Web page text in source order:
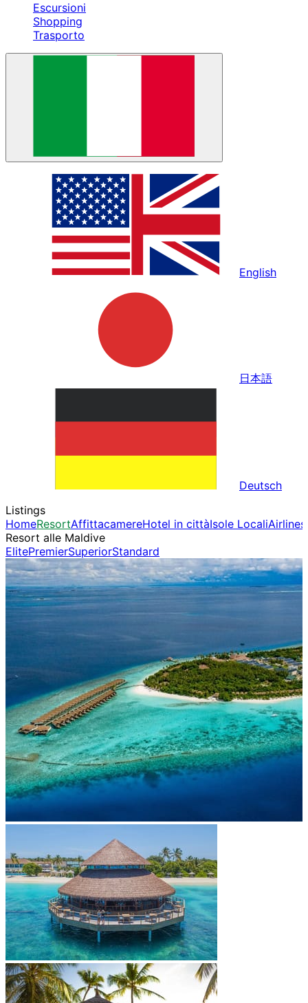
Escursioni
Shopping
Trasporto
English
日本語
Deutsch
Listings
HomeResortAffittacamereHotel in cittàIsole LocaliAirlines
Resort alle Maldive
ElitePremierSuperiorStandard